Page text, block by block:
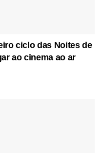
ciclo das Noites de
ao cinema ao ar